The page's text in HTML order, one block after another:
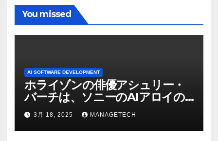
You missed
AI SOFTWARE DEVELOPMENT
ホライゾンの俳優アシュリー・
バーチは、ソニーのAIアロイの
ビデオを見て「ゲームパフォー
マンスという芸術形式に不安を
感じた」と語る – IGN
3月 18, 2025 MANAGETECH